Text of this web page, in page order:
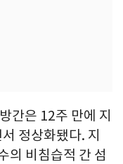
간은 12주 만에 지
정상화됐다. 지
의 비침습적 간 섬